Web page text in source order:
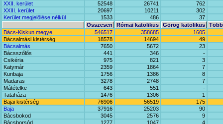
XXII. kerület
52548 26741
762
XXIII. kerület
20697 10211
302
Kerület megjelölése nélkül
1533 486
37
Összesen
Római katolikus Görög katolikus
Bács-Kiskun megye
546517 358685
1605
Bácsalmási kistérség
18578 14694
49
Bácsalmás
7650 5672
23
Bácsszőlős
441 346
-
Csikéria
975 821
3
Katymár
2359 1864
7
Kunbaja
1756 1386
8
Madaras
3278 2748
7
Mátételke
643 551
-
Tataháza
1476 1306
1
Bajai kistérség
76906 56519
175
Baja
37916 25203
90
Bácsbokod
3045 2576
9
Bácsborsód
1277 1047
4